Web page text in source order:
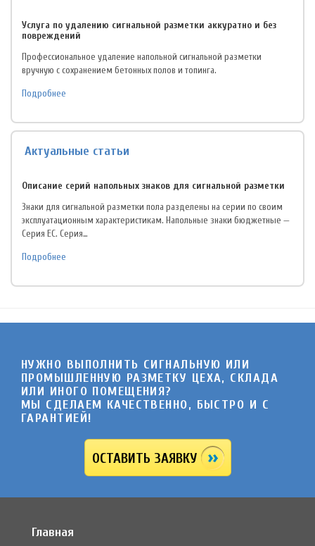
Услуга по удалению сигнальной разметки аккуратно и без
повреждений
Профессиональное удаление напольной сигнальной разметки
вручную с сохранением бетонных полов и топинга.
Подробнее
Актуальные статьи
Описание серий напольных знаков для сигнальной разметки
Знаки для сигнальной разметки пола разделены на серии по своим
эксплуатационным характеристикам. Напольные знаки бюджетные —
Серия EC. Серия…
Подробнее
НУЖНО ВЫПОЛНИТЬ СИГНАЛЬНУЮ ИЛИ
ПРОМЫШЛЕННУЮ РАЗМЕТКУ ЦЕХА, СКЛАДА
ИЛИ ИНОГО ПОМЕЩЕНИЯ?
МЫ СДЕЛАЕМ КАЧЕСТВЕННО, БЫСТРО И C
ГАРАНТИЕЙ!
ОСТАВИТЬ ЗАЯВКУ
Главная